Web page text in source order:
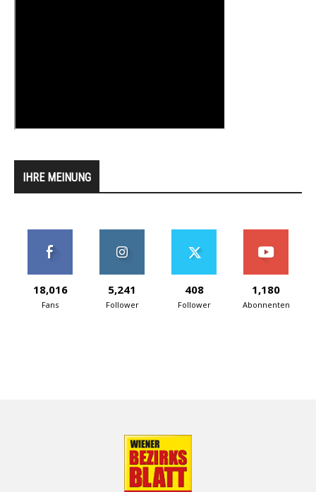
IHRE MEINUNG
18,016
Fans
5,241
Follower
408
Follower
1,180
Abonnenten